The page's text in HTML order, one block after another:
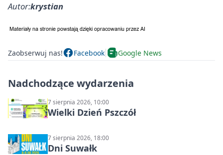
Autor:krystian
Zaobserwuj nas! Facebook Google News
Nadchodzące wydarzenia
7 sierpnia 2026, 10:00
Wielki Dzień Pszczół
7 sierpnia 2026, 18:00
Dni Suwałk